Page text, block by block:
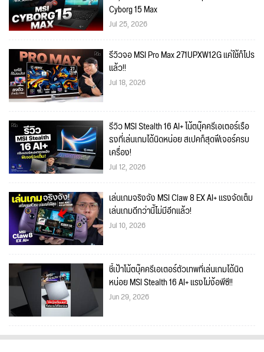
Cyborg 15 Max
Jul 25, 2026
รีวิวจอ MSI Pro Max 271UPXW12G แค่ใช้ก็โปร
แล้ว!!
Jul 18, 2026
รีวิว MSI Stealth 16 AI+ โน้ตบุ๊คครีเอเตอร์เรือ
ธงที่เล่นเกมได้นิดหน่อย สเปคก็สุดฟีเจอร์ครบ
เครื่อง!
Jul 12, 2026
เล่นเกมจริงจัง MSI Claw 8 EX AI+ แรงจัดเต็ม
เล่นเกมดีกว่านี้ไม่มีอีกแล้ว!
Jul 10, 2026
ชี้เป้าโน้ตบุ๊คครีเอเตอร์ตัวเทพที่เล่นเกมได้นิด
หน่อย MSI Stealth 16 AI+ แรงไม่ง้อพีซี!!
Jun 29, 2026